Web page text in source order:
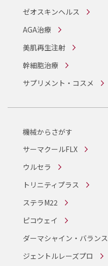
ゼオスキンヘルス
AGA治療
美肌再生注射
幹細胞治療
サプリメント・コスメ
機械からさがす
サーマクールFLX
ウルセラ
トリニティプラス
ステラM22
ピコウェイ
ダーマシャイン・バランス
ジェントルレーズプロ